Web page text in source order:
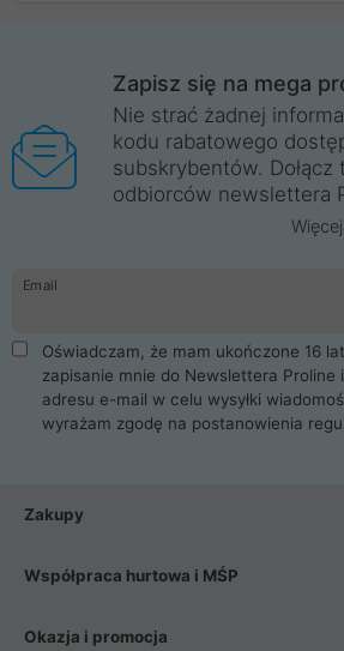
Wrocław, Poznań, Legnica, Katowice,
Trzebnica, Opole. Szybka i profesjonalna
ProLine to polska firma ze 100% polskim
legalnie i płacimy podatki w naszym
główną w Mirkowie oraz salony na
komunikacja ze sklepem komputerowym
danych osobowych. Dlatego zakup
ProLine to czysta przyjemność i pełne
Zaopatrzysz się u nas w akcesoria i
takie jak procesory, karty graficzne,
dyski SSD, M.2 oraz HDD. Nasi
najlepszy zasilacz komputerowy oraz
Poza komputerami mamy również
Smartfony takich producentów jak
wentylatory. Na koniec mając już to
Zapisz się na mega
Nie strać żadnej
kodu rabatowego
subskrybentów. Dołącz
odbiorców newslettera
Email
Oświadczam, że mam ukończone 16
zapisanie mnie do Newslettera Proline
adresu e-mail w celu wysyłki
wyrażam zgodę na postanowienia
Zakupy
Współpraca hurtowa i MŚP
Okazja i promocja